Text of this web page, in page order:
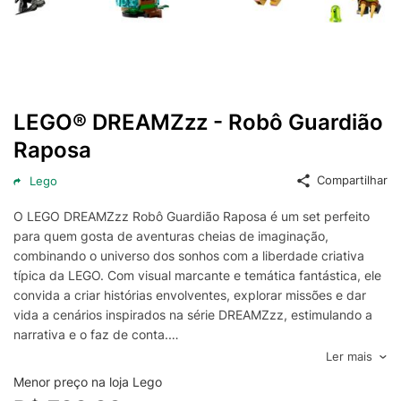
LEGO® DREAMZzz - Robô Guardião
Raposa
Lego Compartilhar
O LEGO DREAMZzz Robô Guardião Raposa é um set perfeito
para quem gosta de aventuras cheias de imaginação,
combinando o universo dos sonhos com a liberdade criativa
típica da LEGO. Com visual marcante e temática fantástica, ele
convida a criar histórias envolventes, explorar missões e dar
vida a cenários inspirados na série DREAMZzz, estimulando a
narrativa e o faz de conta.
O destaque fica para o design de robô em formato de raposa,
ideal para brincadeiras de ação e exibição, com aparência
detalhada e componentes que permitem montar e personalizar
Ler mais
Menor preço na loja Lego